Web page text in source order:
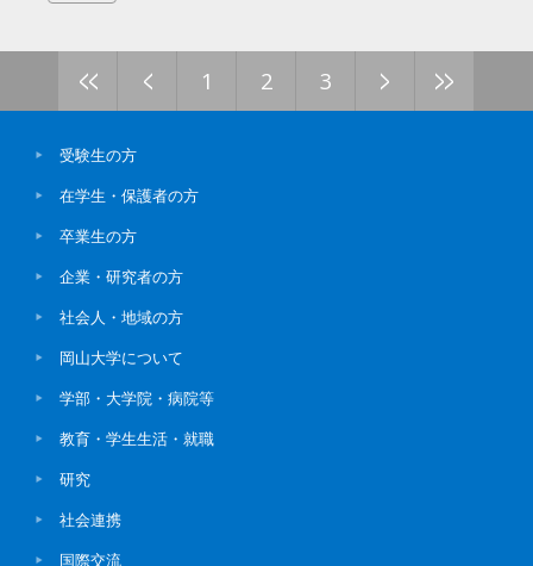
<< < 1 2 3 > >>
受験生の方
在学生・保護者の方
卒業生の方
企業・研究者の方
社会人・地域の方
岡山大学について
学部・大学院・病院等
教育・学生生活・就職
研究
社会連携
国際交流